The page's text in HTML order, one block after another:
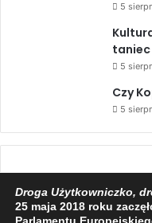
5
5
Czy
5
Droga Użytkowniczko,
25 maja 2018 roku